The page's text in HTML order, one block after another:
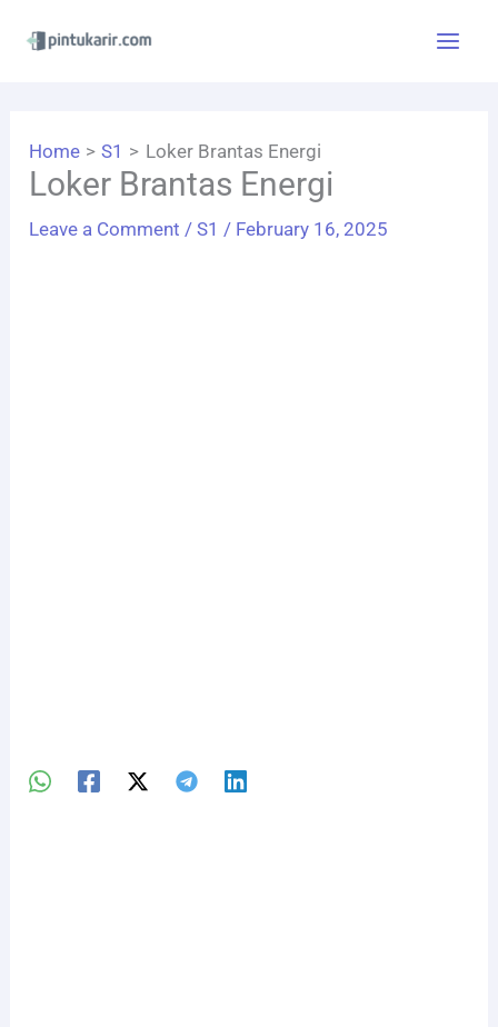
Home S1 Loker Brantas Energi
Loker Brantas Energi
Leave a Comment /S1 / February 16, 2025